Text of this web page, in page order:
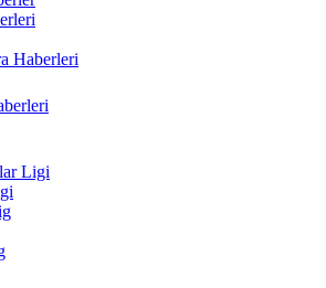
Haberleri
Ligi